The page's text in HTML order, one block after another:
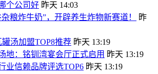
个公司好 昨天 14:03
粮炸牛奶”，开辟养生炸物新赛道！
昨
汤加盟TOP8推荐 昨天 13:19
地：铭钏湾宴会厅正式启用 昨天 13:19
业信赖品牌评选TOP6 昨天 13:19